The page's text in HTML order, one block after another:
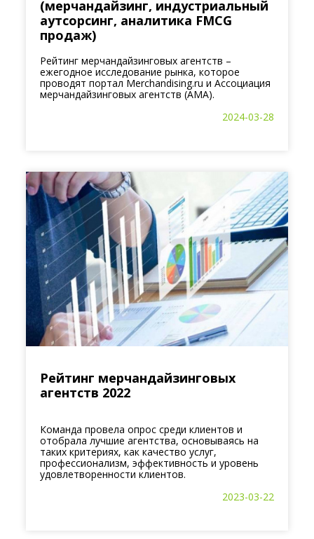
(мерчандайзинг, индустриальный
аутсорсинг, аналитика FMCG
продаж)
Рейтинг мерчандайзинговых агентств –
ежегодное исследование рынка, которое
проводят портал Merchandising.ru и Ассоциация
мерчандайзинговых агентств (АМА).
2024-03-28
Рейтинг мерчандайзинговых
агентств 2022
Команда провела опрос среди клиентов и
отобрала лучшие агентства, основываясь на
таких критериях, как качество услуг,
профессионализм, эффективность и уровень
удовлетворенности клиентов.
2023-03-22